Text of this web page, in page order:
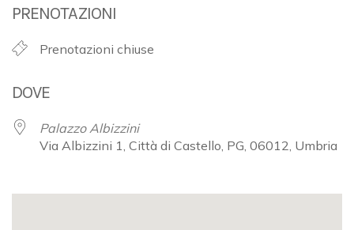
PRENOTAZIONI
Prenotazioni chiuse
DOVE
Palazzo Albizzini
Via Albizzini 1, Città di Castello, PG, 06012, Umbria